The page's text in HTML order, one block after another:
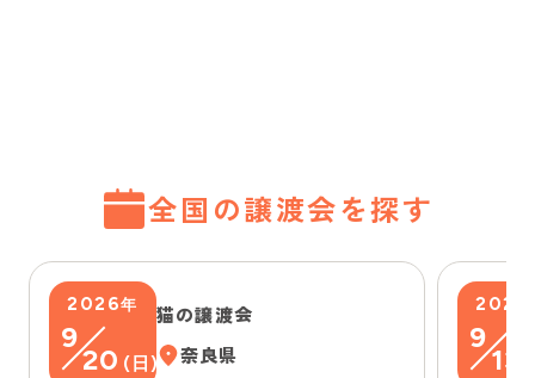
全国の譲渡会を探す
2026年
9
20 ( 日)
猫の譲渡会
奈良県
2026
9
13